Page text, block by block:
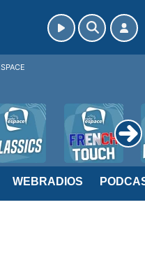
WEBRADIOS